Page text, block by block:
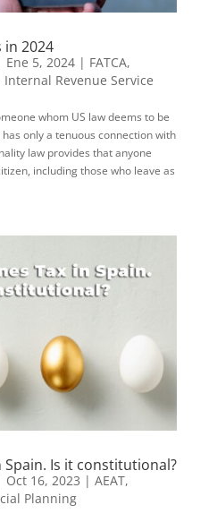
in 2024
Ene 5, 2024| FATCA,
Internal Revenue Service
whom US law deems to be
only a tenuous connection with
law provides that anyone
including those who leave as
Spain. Is it constitutional?
Oct 16, 2023 | AEAT,
Planning